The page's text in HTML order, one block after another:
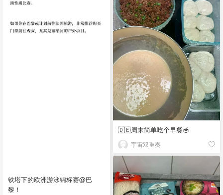
🇩🇪周末简单吃个早餐🥣
宇宙双重奏
铁塔下的欧洲游泳锦标赛@巴
黎！